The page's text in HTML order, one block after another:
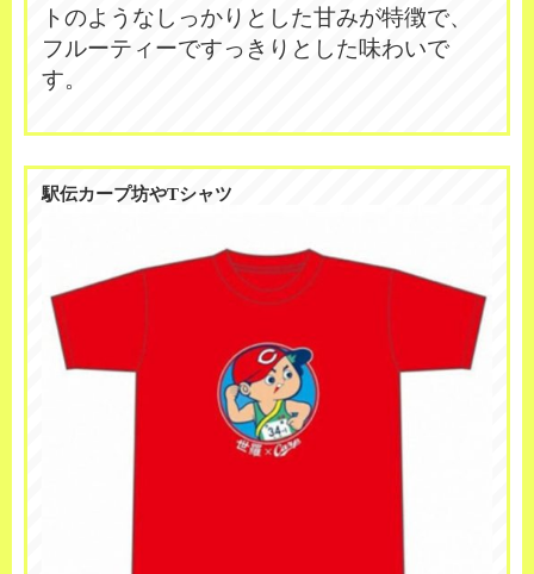
トのようなしっかりとした甘みが特徴で、
フルーティーですっきりとした味わいで
す。
駅伝カープ坊やTシャツ